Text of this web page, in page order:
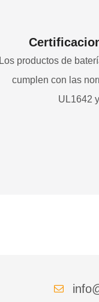
Los productos de
cumplen con las
UL1642